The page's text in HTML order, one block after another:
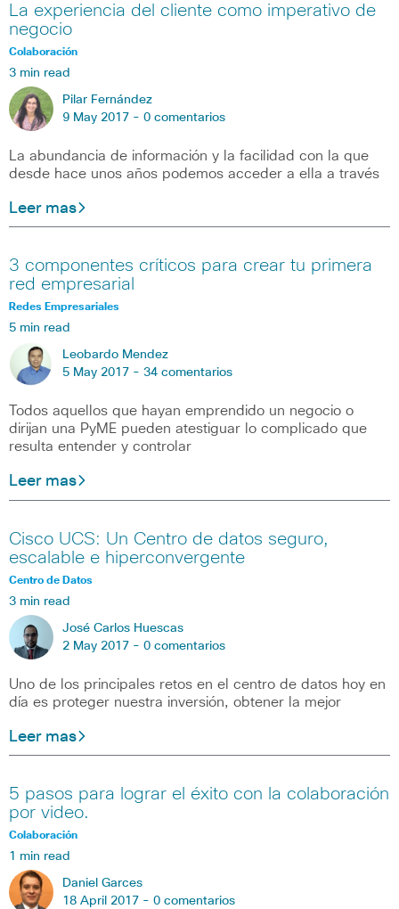
La experiencia del cliente como imperativo de
negocio
Colaboración
3 min read
Pilar Fernández
9 May 2017 - 0 comentarios
La abundancia de información y la facilidad con la que
desde hace unos años podemos acceder a ella a través
Leer mas
3 componentes críticos para crear tu primera
red empresarial
Redes Empresariales
5 min read
Leobardo Mendez
5 May 2017 - 34 comentarios
Todos aquellos que hayan emprendido un negocio o
dirijan una PyME pueden atestiguar lo complicado que
resulta entender y controlar
Leer mas
Cisco UCS: Un Centro de datos seguro,
escalable e hiperconvergente
Centro de Datos
3 min read
José Carlos Huescas
2 May 2017 - 0 comentarios
Uno de los principales retos en el centro de datos hoy en
día es proteger nuestra inversión, obtener la mejor
Leer mas
5 pasos para lograr el éxito con la colaboración
por video.
Colaboración
1 min read
Daniel Garces
18 April 2017 - 0 comentarios